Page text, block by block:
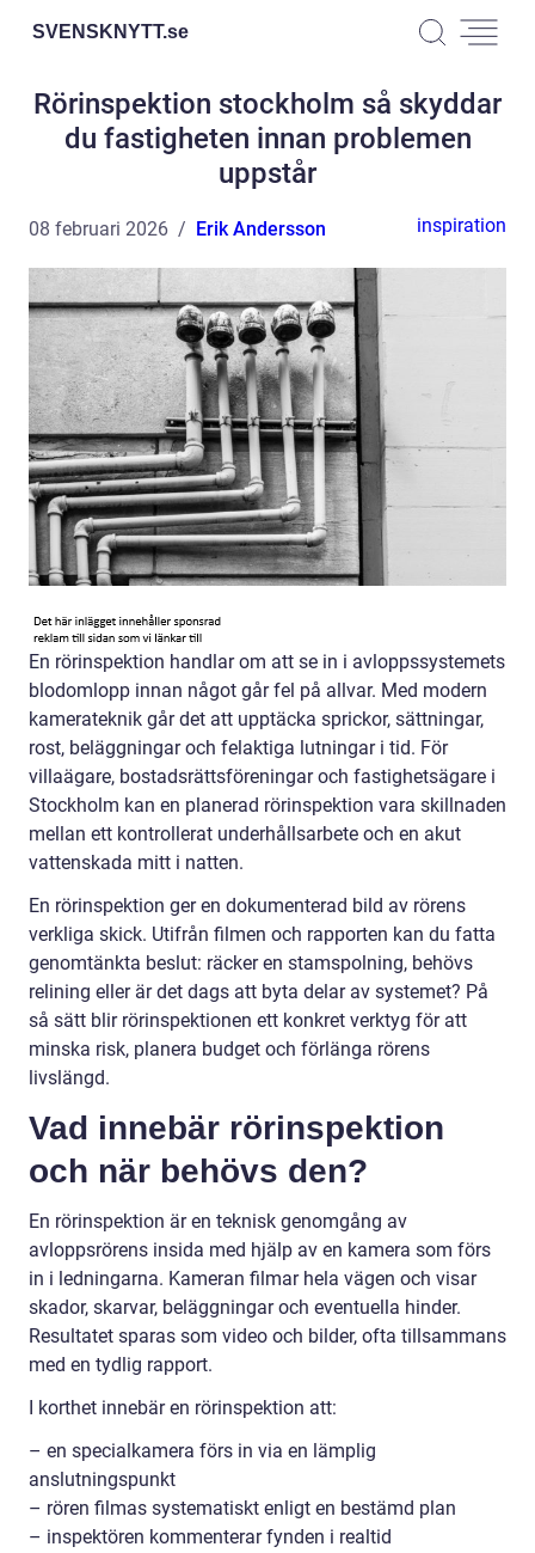
SVENSKNYTT.se
Rörinspektion stockholm så skyddar
du fastigheten innan problemen
uppstår
08 februari 2026 Erik Andersson inspiration
En rörinspektion handlar om att se in i avloppssystemets
blodomlopp innan något går fel på allvar. Med modern
kamerateknik går det att upptäcka sprickor, sättningar,
rost, beläggningar och felaktiga lutningar i tid. För
villaägare, bostadsrättsföreningar och fastighetsägare i
Stockholm kan en planerad rörinspektion vara skillnaden
mellan ett kontrollerat underhållsarbete och en akut
vattenskada mitt i natten.
En rörinspektion ger en dokumenterad bild av rörens
verkliga skick. Utifrån filmen och rapporten kan du fatta
genomtänkta beslut: räcker en stamspolning, behövs
relining eller är det dags att byta delar av systemet? På
så sätt blir rörinspektionen ett konkret verktyg för att
minska risk, planera budget och förlänga rörens
livslängd.
Vad innebär rörinspektion
och när behövs den?
En rörinspektion är en teknisk genomgång av
avloppsrörens insida med hjälp av en kamera som förs
in i ledningarna. Kameran filmar hela vägen och visar
skador, skarvar, beläggningar och eventuella hinder.
Resultatet sparas som video och bilder, ofta tillsammans
med en tydlig rapport.
I korthet innebär en rörinspektion att:
– en specialkamera förs in via en lämplig
anslutningspunkt
– rören filmas systematiskt enligt en bestämd plan
– inspektören kommenterar fynden i realtid